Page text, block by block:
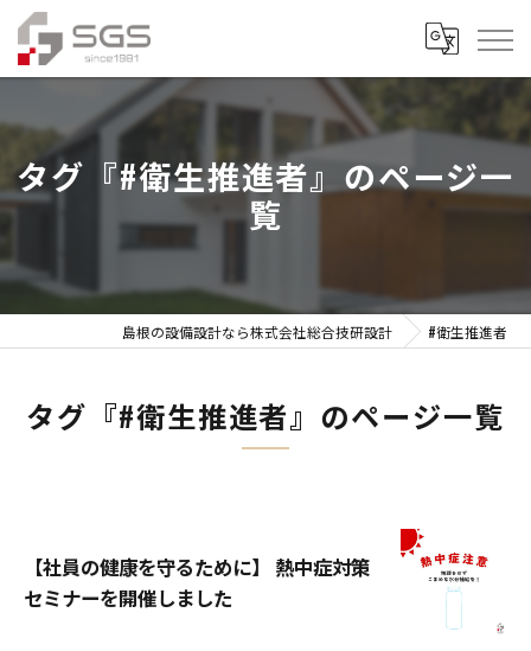
タグ『#衛生推進者』のページ一
覧
島根の設備設計なら株式会社総合技研設計 #衛生推進者
タグ『#衛生推進者』のページ一覧
【社員の健康を守るために】 熱中症対策
セミナーを開催しました